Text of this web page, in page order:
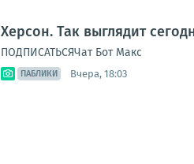
Херсон. Так выглядит
ПОДПИСАТЬСЯЧат Бот Макс
ПАБЛИКИ Вчера, 18:03